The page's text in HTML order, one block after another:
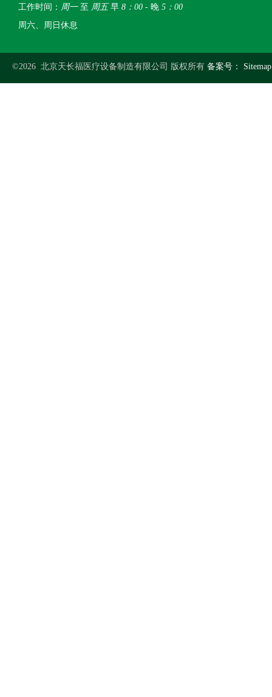
工作时间： 周一至 周五早 8：00 - 晚 5：00
周六、周日休息
©2026 北京天长福医疗设备制造有限公司 版权所有 备案号：